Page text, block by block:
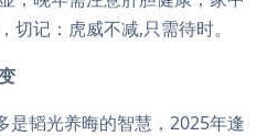
记：虎威不减,只需待时。
是韬光养晦的智慧，2025年逢